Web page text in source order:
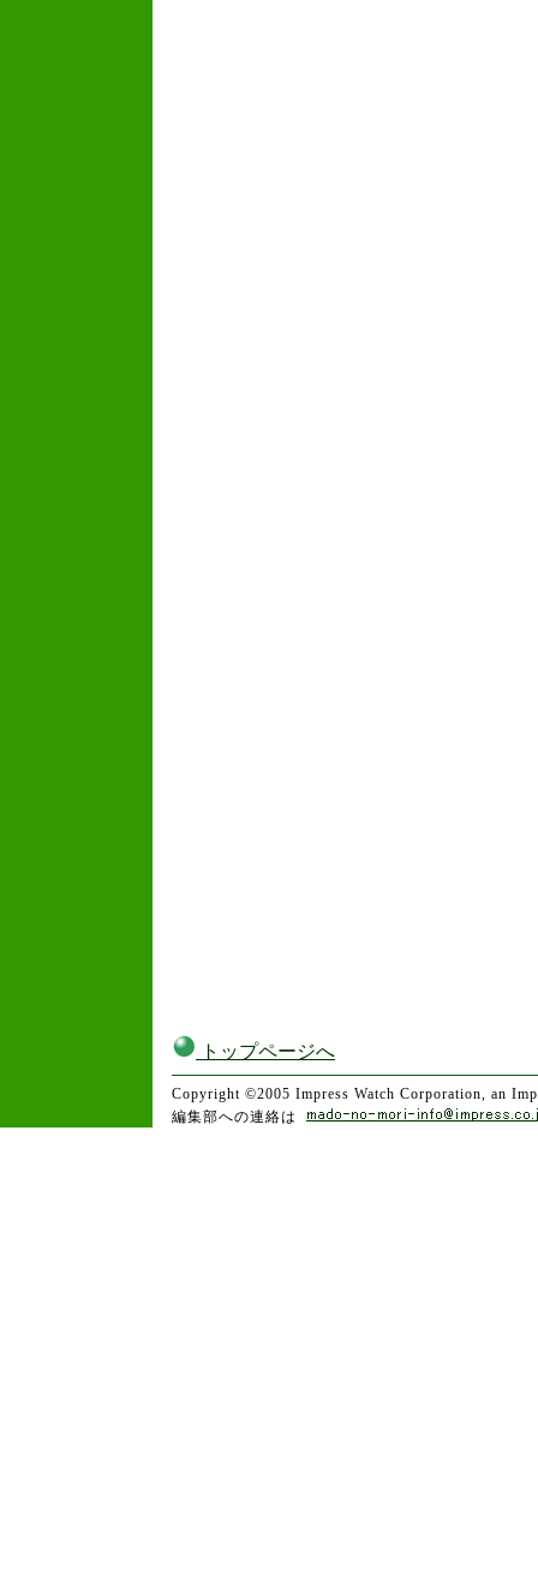
トップページへ
Copyright ©2005 Impress Watch Corporation, an
編集部への連絡は